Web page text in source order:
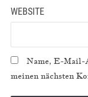
WEBSITE
Name, E-Mail-
meinen nächsten